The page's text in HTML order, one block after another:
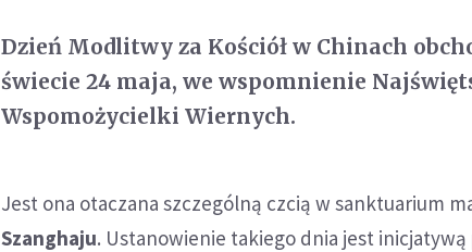
Dzień Modlitwy za Kościół w Chinach
świecie 24 maja, we wspomnienie
Wspomożycielki Wiernych.
Jest ona otaczana szczególną czcią w sanktuarium
Szanghaju. Ustanowienie takiego dnia jest inicjatywą